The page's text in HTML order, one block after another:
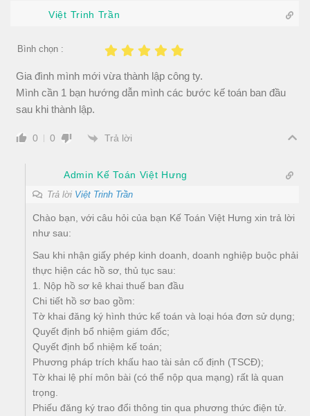
Việt Trinh Trần
Bình chọn :
Gia đình mình mới vừa thành lập công ty.
Mình cần 1 bạn hướng dẫn mình các bước kế toán ban đầu
sau khi thành lập.
0 0 Trả lời
Admin Kế Toán Việt Hưng
Trả lời Việt Trinh Trần
Chào bạn, với câu hỏi của bạn Kế Toán Việt Hưng xin trả lời
như sau:
Sau khi nhận giấy phép kinh doanh, doanh nghiệp buộc phải
thực hiện các hồ sơ, thủ tục sau:
1. Nộp hồ sơ kê khai thuế ban đầu
Chi tiết hồ sơ bao gồm:
Tờ khai đăng ký hình thức kế toán và loại hóa đơn sử dụng;
Quyết định bổ nhiệm giám đốc;
Quyết định bổ nhiệm kế toán;
Phương pháp trích khấu hao tài sản cố định (TSCĐ);
Tờ khai lệ phí môn bài (có thể nộp qua mạng) rất là quan
trọng.
Phiếu đăng ký trao đổi thông tin qua phương thức điện tử.